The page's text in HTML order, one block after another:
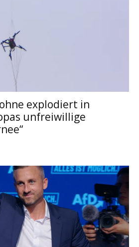
explodiert in
unfreiwillige